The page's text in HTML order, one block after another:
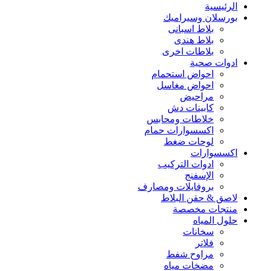
الرئيسية
بورسلان وسيراميك
بلاط اسبانى
بلاط هندى
بلاطات اخرى
ادوات صحية
احواض استحمام
احواض مغاسل
مراحيض
كابينات دش
خلاطات ومحابس
اكسسوارات حمام
لوحات ضغط
اكسسوارات
ادوات التركيب
الإسفنج
بروفايلات ومصارف
لاصق & حقن البلاط
منتجات مخصصة
حلول المياه
سخانات
فلاتر
مراوح شفط
مضخات مياه